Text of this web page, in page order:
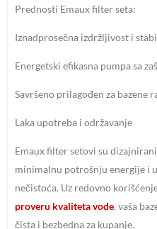
Prednosti Emaux filter seta:
Iznadprosečna izdržljivost i
Energetski efikasna pumpa sa
Savršeno prilagođen za bazene
Laka upotreba i održavanje
Emaux filter setovi su
minimalnu potrošnju energije i
nečistoća. Uz redovno
proveru kvaliteta vode, vaša
čista i bezbedna za kupanje.